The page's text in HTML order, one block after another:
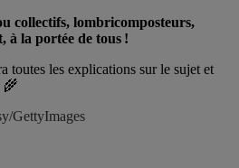
collectifs, lombricomposteurs,
à la portée de tous !
toutes les explications sur le sujet et
🌾
GettyImages